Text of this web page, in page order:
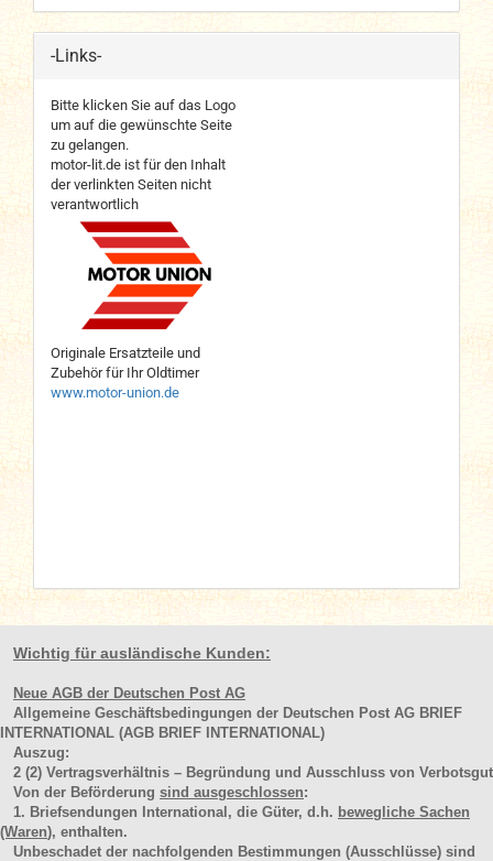
-Links-
Bitte klicken Sie auf das Logo
um auf die gewünschte Seite
zu gelangen.
motor-lit.de ist für den Inhalt
der verlinkten Seiten nicht
verantwortlich
Originale Ersatzteile und
Zubehör für Ihr Oldtimer
www.motor-union.de
Wichtig für ausländische Kunden:
Neue AGB der Deutschen Post AG
Allgemeine Geschäftsbedingungen der Deutschen Post AG BRIEF
INTERNATIONAL (AGB BRIEF INTERNATIONAL)
Auszug:
2 (2) Vertragsverhältnis – Begründung und Ausschluss von Verbotsgut
Von der Beförderung sind ausgeschlossen:
1. Briefsendungen International, die Güter, d.h. bewegliche Sachen
(Waren), enthalten.
Unbeschadet der nachfolgenden Bestimmungen (Ausschlüsse) sind